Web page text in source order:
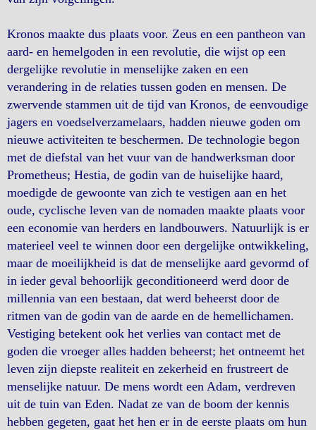
Kronos maakte dus plaats voor. Zeus en een pantheon van
aard- en hemelgoden in een revolutie, die wijst op een
dergelijke revolutie in menselijke zaken en een
verandering in de relaties tussen goden en mensen. De
zwervende stammen uit de tijd van Kronos, de eenvoudige
jagers en voedselverzamelaars, hadden nieuwe goden om
nieuwe activiteiten te beschermen. De technologie begon
met de diefstal van het vuur van de handwerksman door
Prometheus; Hestia, de godin van de huiselijke haard,
moedigde de gewoonte van zich te vestigen aan en het
oude, cyclische leven van de nomaden maakte plaats voor
een economie van herders en landbouwers. Natuurlijk is er
materieel veel te winnen door een dergelijke ontwikkeling,
maar de moeilijkheid is dat de menselijke aard gevormd of
in ieder geval behoorlijk geconditioneerd werd door de
millennia van een bestaan, dat werd beheerst door de
ritmen van de godin van de aarde en de hemellichamen.
Vestiging betekent ook het verlies van contact met de
goden die vroeger alles hadden beheerst; het ontneemt het
leven zijn diepste realiteit en zekerheid en frustreert de
menselijke natuur. De mens wordt een Adam, verdreven
uit de tuin van Eden. Nadat ze van de boom der kennis
hebben gegeten, gaat het hen er in de eerste plaats om hun